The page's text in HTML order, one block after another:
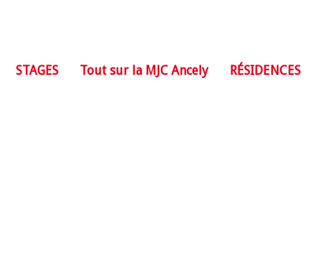
STAGES Tout sur la MJC Ancely RÉSIDENCES